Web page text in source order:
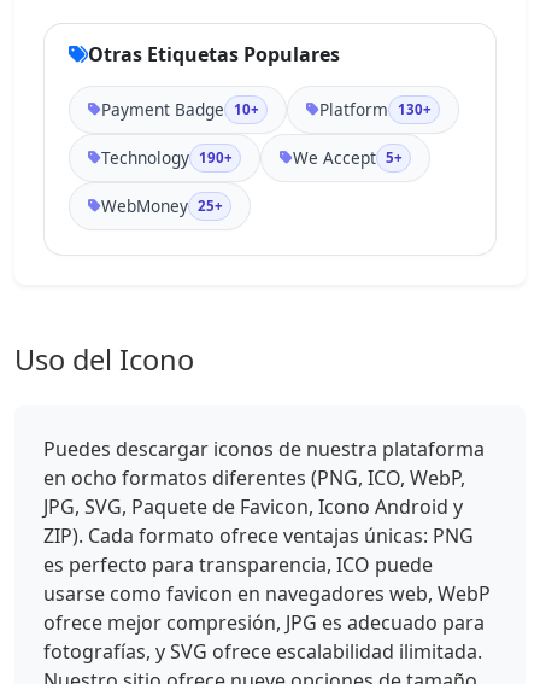
Otras Etiquetas Populares
Payment Badge 10+ Platform 130+
Technology 190+ We Accept 5+
WebMoney 25+
Uso del Icono
Puedes descargar iconos de nuestra plataforma
en ocho formatos diferentes (PNG, ICO, WebP,
JPG, SVG, Paquete de Favicon, Icono Android y
ZIP). Cada formato ofrece ventajas únicas: PNG
es perfecto para transparencia, ICO puede
usarse como favicon en navegadores web, WebP
ofrece mejor compresión, JPG es adecuado para
fotografías, y SVG ofrece escalabilidad ilimitada.